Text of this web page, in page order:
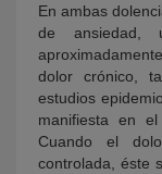
En ambas
de ansiedad,
dolor crónico,
estudios
manifiesta en el
Cuando el
controlada, éste